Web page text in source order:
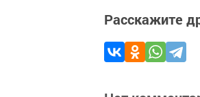
Расскажите